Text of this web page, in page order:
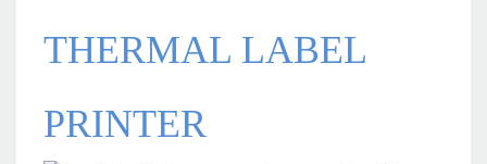
THERMAL LABEL
PRINTER